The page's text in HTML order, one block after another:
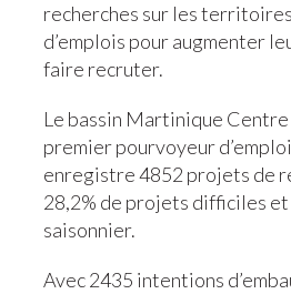
recherches sur les
d’emplois pour augmenter
faire recruter.
Le bassin Martinique
premier pourvoyeur
enregistre 4852 projets de
28,2% de projets difficiles
saisonnier.
Avec 2435 intentions